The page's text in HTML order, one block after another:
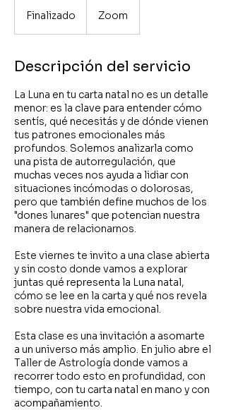
Finalizado
l
z
a
d
o
Zoom
Descripción del servicio
La Luna en tu carta natal no es un detalle
menor: es la clave para entender cómo
sentís, qué necesitás y de dónde vienen
tus patrones emocionales más
profundos. Solemos analizarla como
una pista de autorregulación, que
muchas veces nos ayuda a lidiar con
situaciones incómodas o dolorosas,
pero que también define muchos de los
"dones lunares" que potencian nuestra
manera de relacionarnos.
Este viernes te invito a una clase abierta
y sin costo donde vamos a explorar
juntas qué representa la Luna natal,
cómo se lee en la carta y qué nos revela
sobre nuestra vida emocional.
Esta clase es una invitación a asomarte
a un universo más amplio. En julio abre el
Taller de Astrología donde vamos a
recorrer todo esto en profundidad, con
tiempo, con tu carta natal en mano y con
acompañamiento.